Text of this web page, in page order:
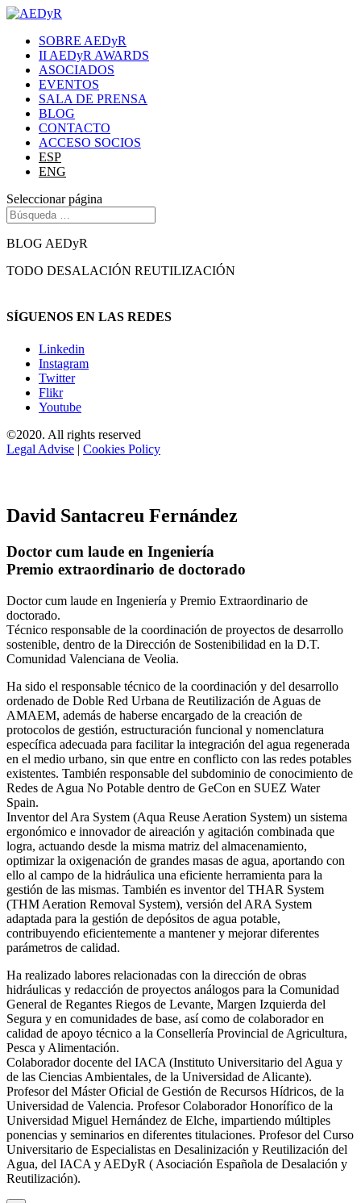
SOBRE AEDyR
II AEDyR AWARDS
ASOCIADOS
EVENTOS
SALA DE PRENSA
BLOG
CONTACTO
ACCESO SOCIOS
ESP
ENG
Seleccionar página
BLOG AEDyR
TODO DESALACIÓN REUTILIZACIÓN
SÍGUENOS EN LAS REDES
Linkedin
Instagram
Twitter
Flikr
Youtube
©2020. All rights reserved
Legal Advise | Cookies Policy
David Santacreu Fernández
Doctor cum laude en Ingeniería
Premio extraordinario de doctorado
Doctor cum laude en Ingeniería y Premio Extraordinario de
doctorado.
Técnico responsable de la coordinación de proyectos de desarrollo
sostenible, dentro de la Dirección de Sostenibilidad en la D.T.
Comunidad Valenciana de Veolia.
Ha sido el responsable técnico de la coordinación y del desarrollo
ordenado de Doble Red Urbana de Reutilización de Aguas de
AMAEM, además de haberse encargado de la creación de
protocolos de gestión, estructuración funcional y nomenclatura
específica adecuada para facilitar la integración del agua regenerada
en el medio urbano, sin que entre en conflicto con las redes potables
existentes. También responsable del subdominio de conocimiento de
Redes de Agua No Potable dentro de GeCon en SUEZ Water
Spain.
Inventor del Ara System (Aqua Reuse Aeration System) un sistema
ergonómico e innovador de aireación y agitación combinada que
logra, actuando desde la misma matriz del almacenamiento,
optimizar la oxigenación de grandes masas de agua, aportando con
ello al campo de la hidráulica una eficiente herramienta para la
gestión de las mismas. También es inventor del THAR System
(THM Aeration Removal System), versión del ARA System
adaptada para la gestión de depósitos de agua potable,
contribuyendo eficientemente a mantener y mejorar diferentes
parámetros de calidad.
Ha realizado labores relacionadas con la dirección de obras
hidráulicas y redacción de proyectos análogos para la Comunidad
General de Regantes Riegos de Levante, Margen Izquierda del
Segura y en comunidades de base, así como de colaborador en
calidad de apoyo técnico a la Consellería Provincial de Agricultura,
Pesca y Alimentación.
Colaborador docente del IACA (Instituto Universitario del Agua y
de las Ciencias Ambientales, de la Universidad de Alicante).
Profesor del Máster Oficial de Gestión de Recursos Hídricos, de la
Universidad de Valencia. Profesor Colaborador Honorífico de la
Universidad Miguel Hernández de Elche, impartiendo múltiples
ponencias y seminarios en diferentes titulaciones. Profesor del Curso
Universitario de Especialistas en Desalinización y Reutilización del
Agua, del IACA y AEDyR ( Asociación Española de Desalación y
Reutilización).